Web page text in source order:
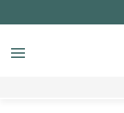
MENU